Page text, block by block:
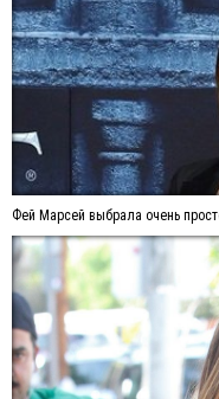
Фей Марсей выбрала очень